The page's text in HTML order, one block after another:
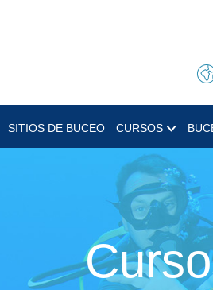
SITIOS DE BUCEO CURSOS